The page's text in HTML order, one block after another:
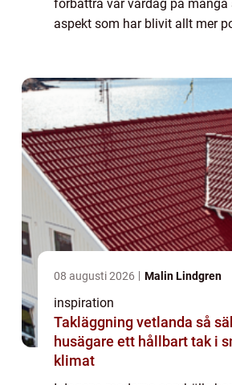
förbättra vår vardag på många
aspekt som har blivit allt mer
08 augusti 2026 Malin Lindgren
inspiration
Takläggning vetlanda så säkrar
husägare ett hållbart tak i
klimat